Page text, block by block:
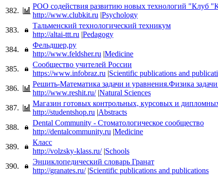
382.
РОО содействия развитию новых технологий "Клуб
http://www.clubkit.ru |Psychology
383.
Тальменский технологический техникум
http://altai-ttt.ru |Pedagogy
384.
Фельдшер,ру
http://www.feldsher.ru |Medicine
385.
Сообщество учителей России
https://www.infobraz.ru |Scientific publications and
386.
Решить-Математика задачи и уравнения.Физика
http://www.reshit.ru/ |Natural Sciences
387.
Магазин готовых контрольных, курсовых и
http://studentshop.ru |Abstracts
388.
Dental Community - Стоматологическое сообщество
http://dentalcommunity.ru |Medicine
389.
Класс
http://volzsky-klass.ru/ |Schools
390.
Энциклопедический словарь Гранат
http://granates.ru/ |Scientific publications and publications